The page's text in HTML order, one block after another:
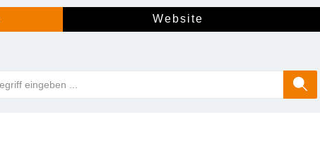
Website